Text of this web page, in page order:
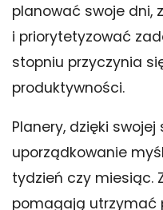
planować swoje dni,
i priorytetyzować
stopniu przyczynia
produktywności.
Planery, dzięki
uporządkowanie
tydzień czy miesiąc.
pomagają utrzymać